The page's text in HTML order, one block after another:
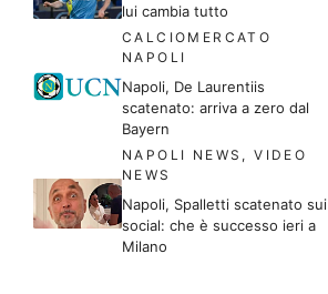
lui cambia tutto
CALCIOMERCATO
NAPOLI
Napoli, De Laurentiis
scatenato: arriva a zero dal
Bayern
NAPOLI NEWS ,VIDEO
NEWS
Napoli, Spalletti scatenato sui
social: che è successo ieri a
Milano